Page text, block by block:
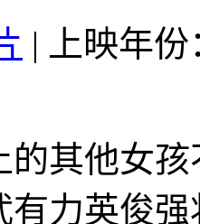
|
上映年
的其他女
有力英俊